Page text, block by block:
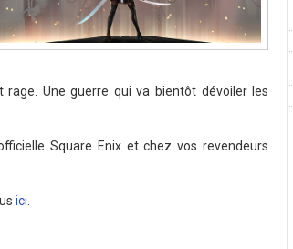
Une guerre qui va bientôt dévoiler les
Square Enix et chez vos revendeurs
ici